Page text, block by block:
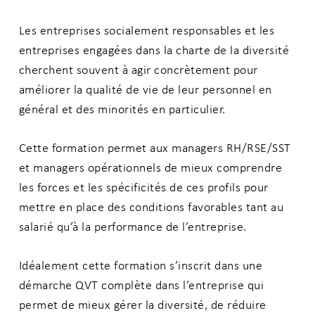
Les entreprises socialement responsables et les
entreprises engagées dans la charte de la diversité
cherchent souvent à agir concrètement pour
améliorer la qualité de vie de leur personnel en
général et des minorités en particulier.
Cette formation permet aux managers RH/RSE/SST
et managers opérationnels de mieux comprendre
les forces et les spécificités de ces profils pour
mettre en place des conditions favorables tant au
salarié qu’à la performance de l’entreprise.
Idéalement cette formation s’inscrit dans une
démarche QVT complète dans l’entreprise qui
permet de mieux gérer la diversité, de réduire